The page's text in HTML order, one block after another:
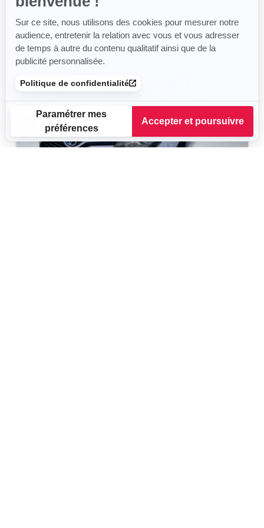
Sur ce site, nous utilisons des cookies pour mesurer notre
audience, entretenir la relation avec vous et vous adresser
de temps à autre du contenu qualitatif ainsi que de la
publicité personnalisée.
Politique de confidentialité
Paramétrer mes
préférences
Accepter et poursuivre
Axeptio consent
Plateforme de Gestion du Consentement : Personnalisez